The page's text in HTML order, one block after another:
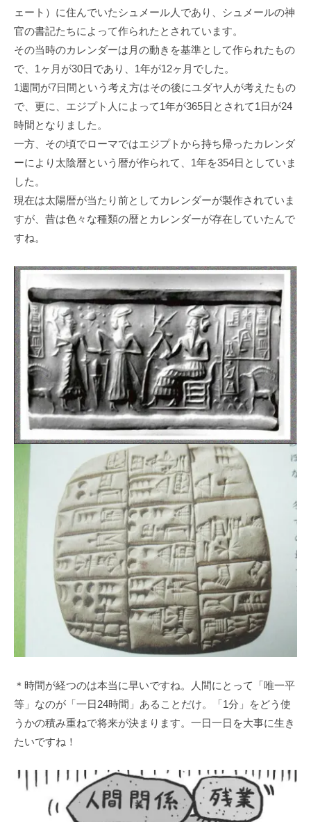
ェート）に住んでいたシュメール人であり、シュメールの神
官の書記たちによって作られたとされています。
その当時のカレンダーは月の動きを基準として作られたもの
で、1ヶ月が30日であり、1年が12ヶ月でした。
1週間が7日間という考え方はその後にユダヤ人が考えたもの
で、更に、エジプト人によって1年が365日とされて1日が24
時間となりました。
一方、その頃でローマではエジプトから持ち帰ったカレンダ
ーにより太陰暦という暦が作られて、1年を354日としていま
した。
現在は太陽暦が当たり前としてカレンダーが製作されていま
すが、昔は色々な種類の暦とカレンダーが存在していたんで
すね。
＊時間が経つのは本当に早いですね。人間にとって「唯一平
等」なのが「一日24時間」あることだけ。「1分」をどう使
うかの積み重ねで将来が決まります。一日一日を大事に生き
たいですね！